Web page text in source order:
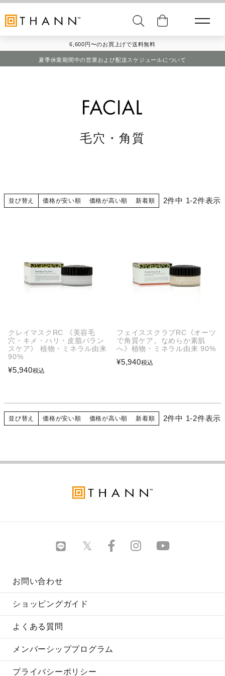
6,600円〜のお買上げで送料無料
夏季休業期間中の営業および配送スケジュールについて
毛穴・角質
並び替え 価格が安い順 価格が高い順 新着順 2件中 1-2件表示
クレイマスクRC 《美容毛
穴・キメ・ハリ・皮脂バラン
スケア》 植物・ミネラル由来
90%
¥5,940税込
フェイススクラブRC《オーツ
で角質ケア。なめらか素肌
へ》植物・ミネラル由来 90%
¥5,940税込
並び替え 価格が安い順 価格が高い順 新着順 2件中 1-2件表示
お問い合わせ
ショッピングガイド
よくある質問
メンバーシッププログラム
プライバシーポリシー